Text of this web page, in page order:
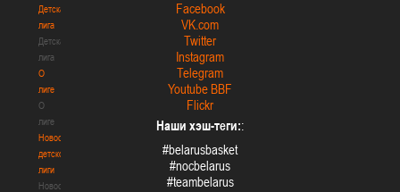
Детская
лига
Детская
лига
О
лиге
О
лиге
Новости
детской
лиги
Новости
Facebook
VK.com
Twitter
Instagram
Telegram
Youtube BBF
Flickr
Наши хэш-теги::
#belarusbasket
#nocbelarus
#teambelarus